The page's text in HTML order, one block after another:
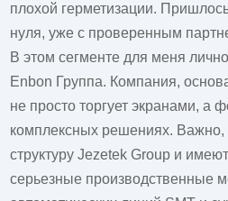
плохой герметизации.
нуля, уже с проверенным
В этом сегменте для меня
Enbon Группа. Компания,
не просто торгует экранами, а
комплексных решениях. Важно,
структуру Jezetek Group и
серьезные производственные